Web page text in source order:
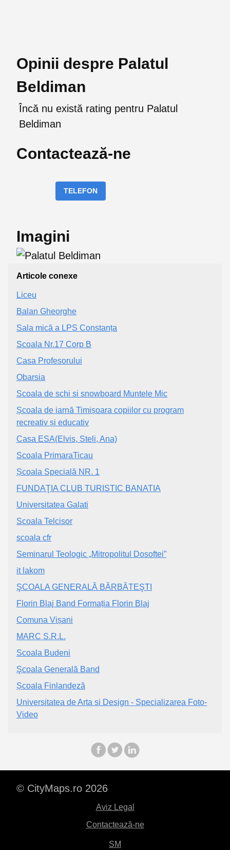
Opinii despre Palatul
Beldiman
Încă nu există rating pentru Palatul
Beldiman
Contactează-ne
TELEFON
Imagini
Articole conexe
Liceu
Balan Gheorghe
Sala mică a LPS Constanța
Scoala Nr.17 Corp B
Casa Profesorului
Obarsia
Scoala de schi si snowboard Muntele Mic
Școala de iarnă Timișoara copiilor cu program
recreativ și educativ
Casa ESA(Elvis, Steli, Ana)
Scoala PrimaraTicau
Școala Specială NR. 1
FUNDAŢIA CLUB TURISTIC BANATIA
Universitatea Galati
Scoala Telcisor
scoala cfr
Seminarul Teologic „Mitropolitul Dosoftei”
it lakom
ŞCOALA GENERALĂ BĂRBĂTEŞTI
Florin Blaj Band Formația Florin Blaj
Comuna Vișani
MARC S.R.L.
Scoala Budeni
Şcoala Generală Band
Școala Finlandeză
Universitatea de Arta si Design - Specializarea Foto-
Video
© CityMaps.ro 2026
Aviz Legal
Contactează-ne
SM